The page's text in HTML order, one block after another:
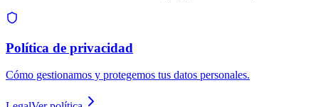
Política de privacidad
Cómo gestionamos y protegemos tus datos personales.